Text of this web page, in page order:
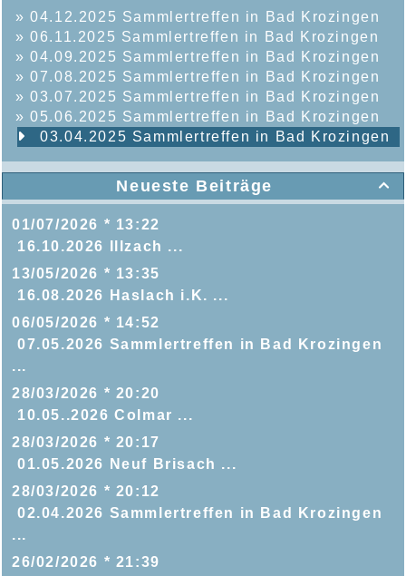
»04.12.2025 Sammlertreffen in Bad Krozingen
»06.11.2025 Sammlertreffen in Bad Krozingen
»04.09.2025 Sammlertreffen in Bad Krozingen
»07.08.2025 Sammlertreffen in Bad Krozingen
»03.07.2025 Sammlertreffen in Bad Krozingen
»05.06.2025 Sammlertreffen in Bad Krozingen
03.04.2025 Sammlertreffen in Bad Krozingen

Neueste Beiträge
01/07/2026 * 13:22
16.10.2026 Illzach ...
13/05/2026 * 13:35
16.08.2026 Haslach i.K. ...
06/05/2026 * 14:52
07.05.2026 Sammlertreffen in Bad Krozingen
...
28/03/2026 * 20:20
10.05..2026 Colmar ...
28/03/2026 * 20:17
01.05.2026 Neuf Brisach ...
28/03/2026 * 20:12
02.04.2026 Sammlertreffen in Bad Krozingen
...
26/02/2026 * 21:39